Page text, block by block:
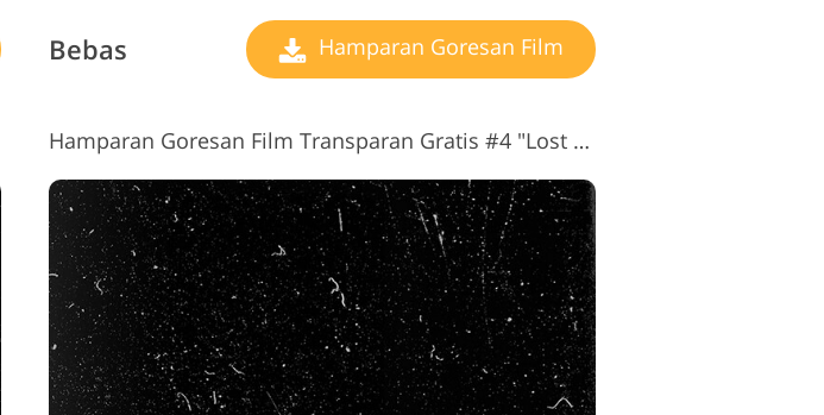
Bebas Hamparan Goresan Film
Hamparan Goresan Film Transparan Gratis #4 "Lost Photos"